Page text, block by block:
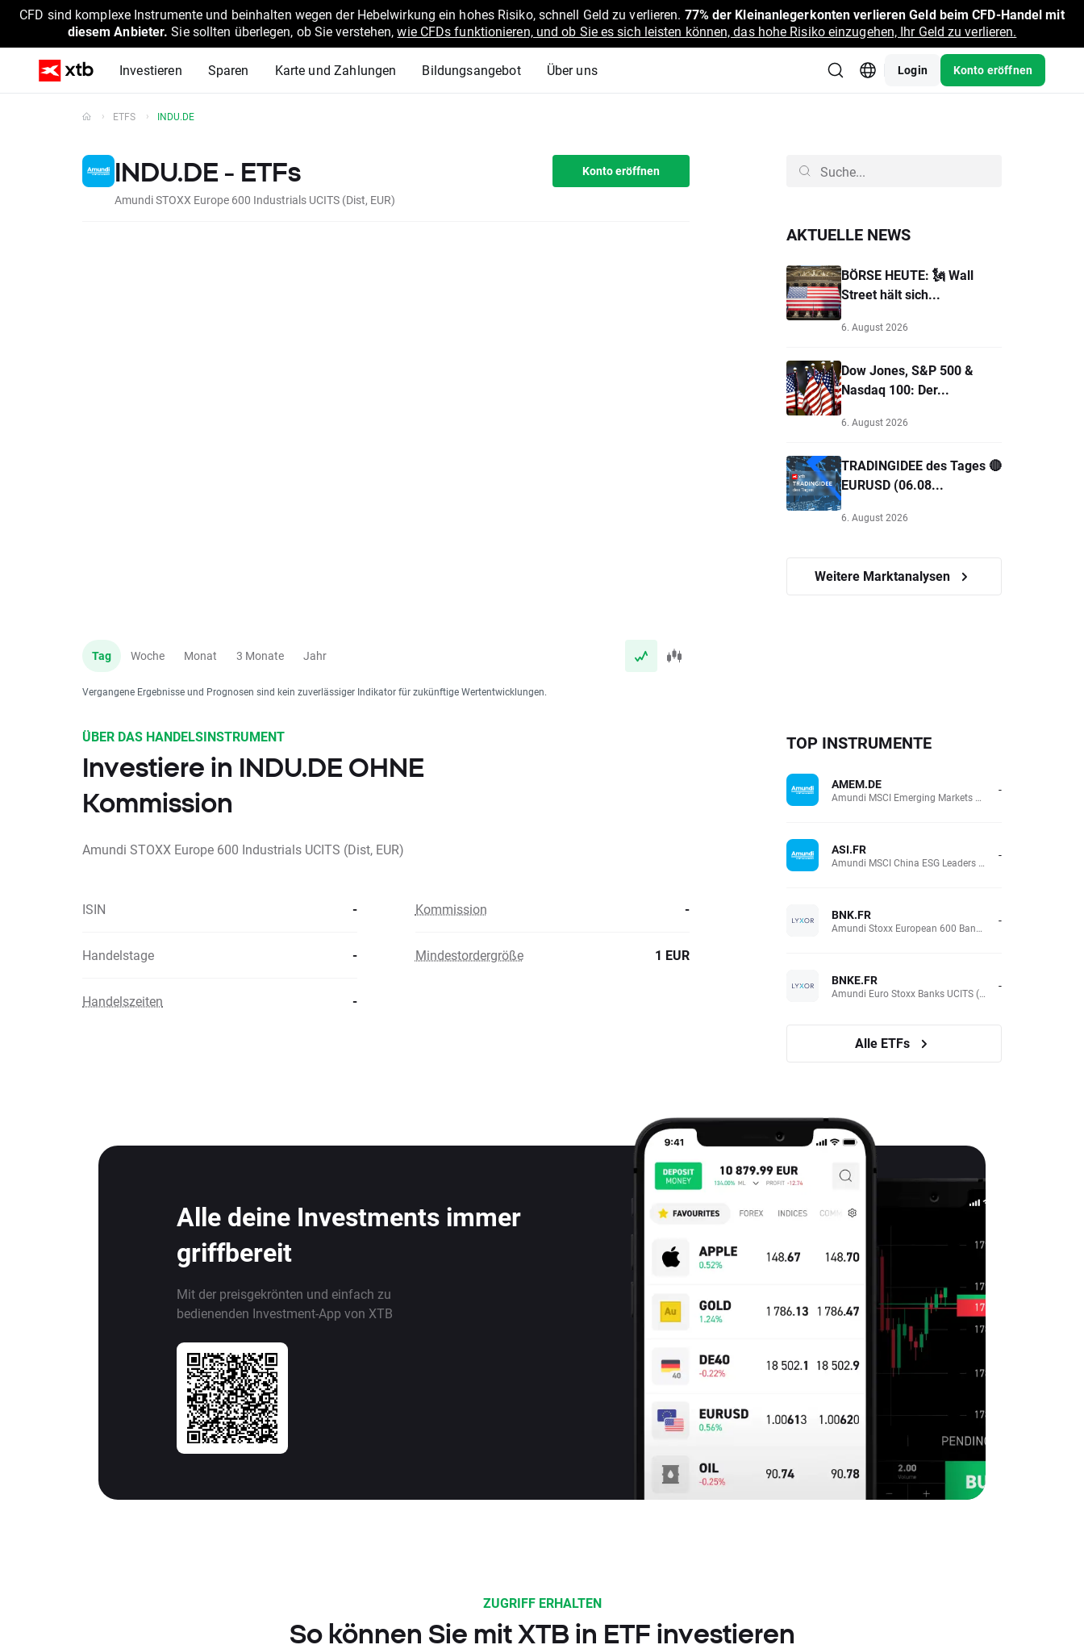
CFD sind komplexe Instrumente und beinhalten wegen der Hebelwirkung ein hohes Risiko, schnell Geld zu verlieren. 77% der Kleinanlegerkonten verlieren Geld beim CFD-Handel mit
diesem Anbieter. Sie sollten überlegen, ob Sie verstehen,wie CFDs funktionieren, und ob Sie es sich leisten können, das hohe Risiko einzugehen, Ihr Geld zu verlieren.
Investieren Sparen Karte und Zahlungen Bildungsangebot Über uns Login Konto eröffnen
ETFS INDU.DE
INDU.DE - ETFs
Amundi STOXX Europe 600 Industrials UCITS (Dist, EUR)
Konto eröffnen
Tag Woche Monat 3 Monate Jahr
Vergangene Ergebnisse und Prognosen sind kein zuverlässiger Indikator für zukünftige Wertentwicklungen.
AKTUELLE NEWS
BÖRSE HEUTE: 🗽 Wall
Street hält sich...
6. August 2026
Dow Jones, S&P 500 &
Nasdaq 100: Der...
6. August 2026
TRADINGIDEE des Tages 🔴
EURUSD (06.08...
6. August 2026
Weitere Marktanalysen
ÜBER DAS HANDELSINSTRUMENT
Investiere in INDU.DE OHNE
Kommission
Amundi STOXX Europe 600 Industrials UCITS (Dist, EUR)
ISIN - Kommission -
Handelstage - Mindestordergröße 1 EUR
Handelszeiten -
TOP INSTRUMENTE
AMEM.DE
Amundi MSCI Emerging Markets UCITS (Acc EUR) -
ASI.FR
Amundi MSCI China ESG Leaders Extra (DR) UCITS (Acc EUR) -
BNK.FR
Amundi Stoxx European 600 Banks UCITS(Acc EUR) -
BNKE.FR
Amundi Euro Stoxx Banks UCITS (Acc EUR) -
Alle ETFs
Alle deine Investments immer
griffbereit
Mit der preisgekrönten und einfach zu
bedienenden Investment-App von XTB
ZUGRIFF ERHALTEN
So können Sie mit XTB in ETF investieren